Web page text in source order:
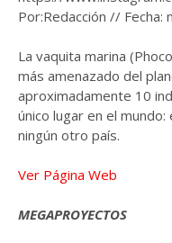
Por:Redacción //
La vaquita marina
más amenazado del
aproximadamente 10
único lugar en el
ningún otro país.
Ver Página Web
MEGAPROYECTOS